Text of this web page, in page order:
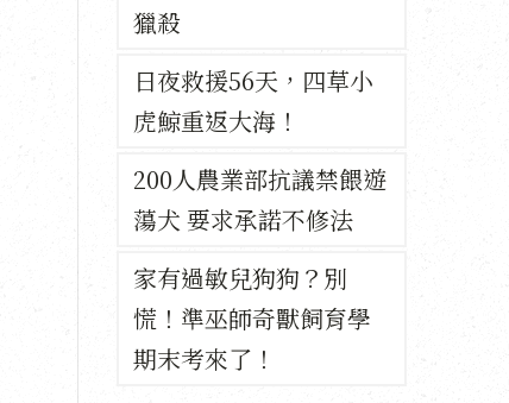
獵殺
日夜救援56天，四草小
虎鯨重返大海！
200人農業部抗議禁餵遊
蕩犬 要求承諾不修法
家有過敏兒狗狗？別
慌！準巫師奇獸飼育學
期末考來了！